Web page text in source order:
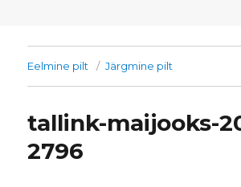
Eelmine pilt Järgmine pilt
tallink-maijooks-
2796